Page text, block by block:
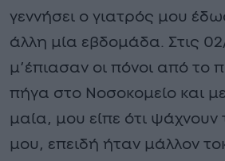
γεννήσει ο γιατρός μου
άλλη μία εβδομάδα. Στις
μ’έπιασαν οι πόνοι από το
πήγα στο Νοσοκομείο και
μαία, μου είπε ότι ψάχνουν
μου, επειδή ήταν μάλλον